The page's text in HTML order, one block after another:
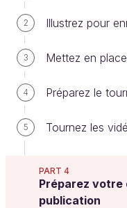
2 Illustrez pour
3 Mettez en
4 Préparez le
5 Tournez les
PART 4
Préparez votre
publication